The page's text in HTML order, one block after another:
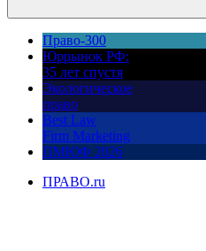
Право-300
Юррынок РФ:
35 лет спустя
Экологическое
право
Best Law
Firm Marketing
ПМЮФ 2026
ПРАВО.ru